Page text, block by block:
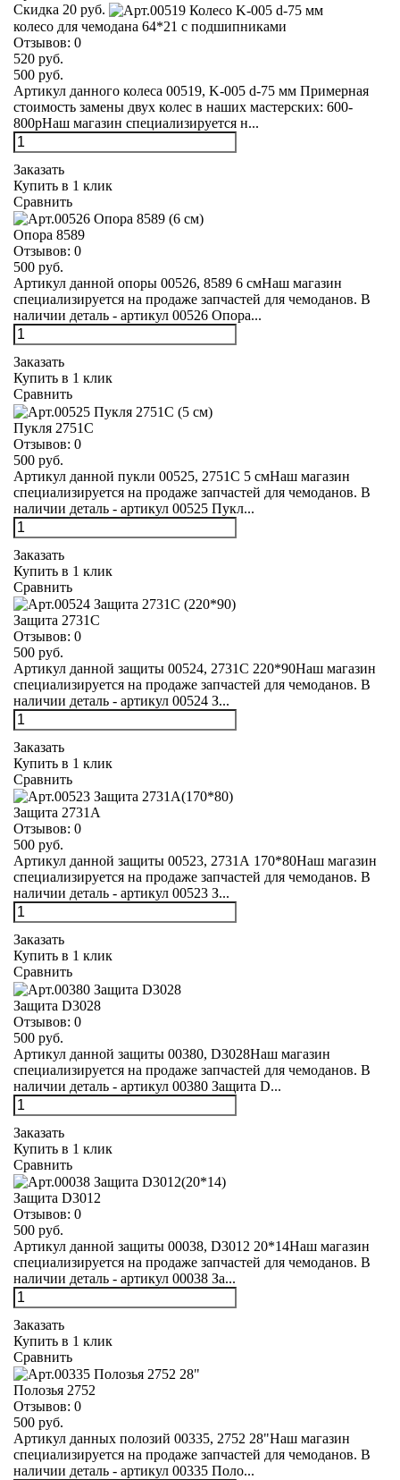
Скидка 20 руб.
колесо для чемодана 64*21 с подшипниками
Отзывов: 0
520 руб.
500 руб.
Артикул данного колеса 00519, K-005 d-75 мм Примерная
стоимость замены двух колес в наших мастерских: 600-
800рНаш магазин специализируется н...
Заказать
Купить в 1 клик
Сравнить
Опора 8589
Отзывов: 0
500 руб.
Артикул данной опоры 00526, 8589 6 смНаш магазин
специализируется на продаже запчастей для чемоданов. В
наличии деталь - артикул 00526 Опора...
Заказать
Купить в 1 клик
Сравнить
Пукля 2751С
Отзывов: 0
500 руб.
Артикул данной пукли 00525, 2751С 5 смНаш магазин
специализируется на продаже запчастей для чемоданов. В
наличии деталь - артикул 00525 Пукл...
Заказать
Купить в 1 клик
Сравнить
Защита 2731С
Отзывов: 0
500 руб.
Артикул данной защиты 00524, 2731С 220*90Наш магазин
специализируется на продаже запчастей для чемоданов. В
наличии деталь - артикул 00524 З...
Заказать
Купить в 1 клик
Сравнить
Защита 2731А
Отзывов: 0
500 руб.
Артикул данной защиты 00523, 2731А 170*80Наш магазин
специализируется на продаже запчастей для чемоданов. В
наличии деталь - артикул 00523 З...
Заказать
Купить в 1 клик
Сравнить
Защита D3028
Отзывов: 0
500 руб.
Артикул данной защиты 00380, D3028Наш магазин
специализируется на продаже запчастей для чемоданов. В
наличии деталь - артикул 00380 Защита D...
Заказать
Купить в 1 клик
Сравнить
Защита D3012
Отзывов: 0
500 руб.
Артикул данной защиты 00038, D3012 20*14Наш магазин
специализируется на продаже запчастей для чемоданов. В
наличии деталь - артикул 00038 За...
Заказать
Купить в 1 клик
Сравнить
Полозья 2752
Отзывов: 0
500 руб.
Артикул данных полозий 00335, 2752 28"Наш магазин
специализируется на продаже запчастей для чемоданов. В
наличии деталь - артикул 00335 Поло...